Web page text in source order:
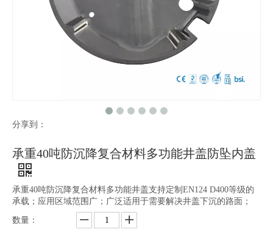
分享到：
承重40吨防沉降复合材料多功能井盖防坠内盖
承重40吨防沉降复合材料多功能井盖支持定制EN124 D400等级的
承载；应用区域范围广；广泛适用于需要解决井盖下沉的路面；
数量：